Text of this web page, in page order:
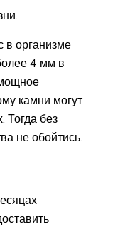
в организме
4 мм в
камни могут
Тогда без
не обойтись.